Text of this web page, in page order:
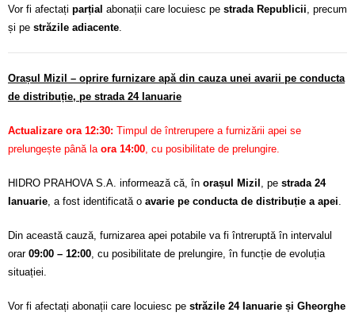
Vor fi afectați parțial abonații care locuiesc pe strada Republicii, precum
și pe străzile adiacente.
Orașul Mizil – oprire furnizare apă din cauza unei avarii pe conducta
de distribuție, pe strada 24 Ianuarie
Actualizare ora 12:30: Timpul de întrerupere a furnizării apei se
prelungește până la ora 14:00 , cu posibilitate de prelungire.
HIDRO PRAHOVA S.A. informează că, în orașul Mizil , pe strada 24
Ianuarie , a fost identificată o avarie pe conducta de distribuție a apei
Din această cauză, furnizarea apei potabile va fi întreruptă în intervalul
orar 09:00 – 12:00 , cu posibilitate de prelungire, în funcție de evoluția
situației.
Vor fi afectați abonații care locuiesc pe străzile 24 Ianuarie și Gheorghe